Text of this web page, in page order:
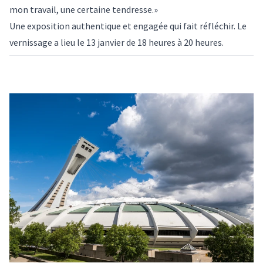
mon travail, une certaine tendresse.»
Une exposition authentique et engagée qui fait réfléchir. Le
vernissage a lieu le 13 janvier de 18 heures à 20 heures.